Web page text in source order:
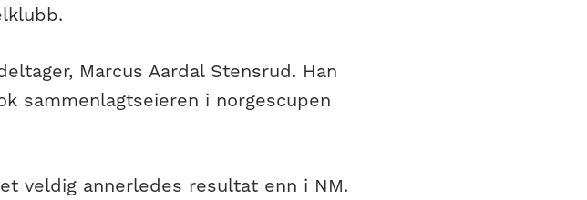
Marcus Aardal Stensrud. Han
sammenlagtseieren i norgescupen
veldig annerledes resultat enn i NM.